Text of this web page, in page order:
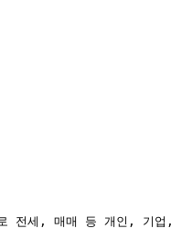
전세, 매매 등 개인, 기